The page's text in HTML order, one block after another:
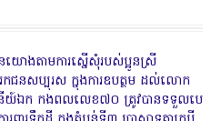
យោងតាមការស្នើសុំរបស់ប្អូនស្រី
រកជនសប្បុរស ក្នុងការឧបត្ថម ដល់លោក
យ៍ឯក កងពលលេខ៧០ ត្រូវបានទទួលបេ